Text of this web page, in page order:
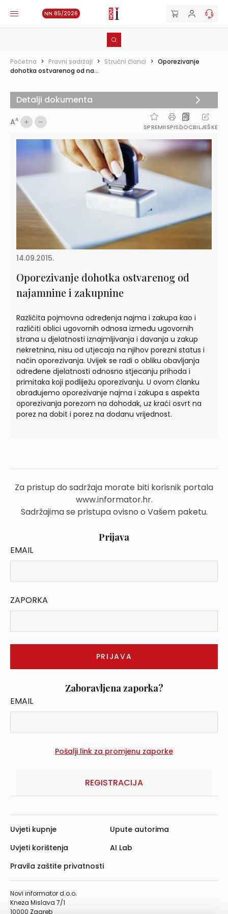
NN 85/2026
Početna > Pravni sadržaji > Stručni članci > Oporezivanje
dohotka ostvarenog od na...
AA
SPREMIISPISDOCBILJEŠKE
14.09.2015.
Oporezivanje dohotka ostvarenog od
najamnine i zakupnine
Različita pojmovna određenja najma i zakupa kao i
različiti oblici ugovornih odnosa između ugovornih
strana u djelatnosti iznajmljivanja i davanja u zakup
nekretnina, nisu od utjecaja na njihov porezni status i
način oporezivanja. Uvijek se radi o obliku obavljanja
određene djelatnosti odnosno stjecanju prihoda i
primitaka koji podliježu oporezivanju. U ovom članku
obrađujemo oporezivanje najma i zakupa s aspekta
oporezivanja porezom na dohodak, uz kraći osvrt na
porez na dobit i porez na dodanu vrijednost.
Za pristup do sadržaja morate biti korisnik portala
www.informator.hr.
Sadržajima se pristupa ovisno o Vašem paketu.
Prijava
EMAIL
ZAPORKA
Zaboravljena zaporka?
EMAIL
REGISTRACIJA
Detalji dokumenta
Novi informator d.o.o.
Kneza Mislava 7/1
10000 Zagreb
Uvjeti kupnje
Uvjeti korištenja
Pravila zaštite privatnosti
Upute autorima
AI Lab